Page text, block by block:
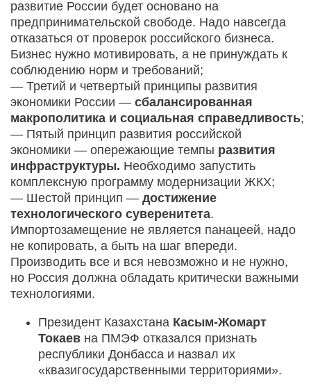
развитие России будет основано на
предпринимательской свободе. Надо навсегда
отказаться от проверок российского бизнеса.
Бизнес нужно мотивировать, а не принуждать к
соблюдению норм и требований;
— Третий и четвертый принципы развития
экономики России — сбалансированная
макрополитика и социальная справедливость;
— Пятый принцип развития российской
экономики — опережающие темпы развития
инфраструктуры. Необходимо запустить
комплексную программу модернизации ЖКХ;
— Шестой принцип — достижение
технологического суверенитета.
Импортозамещение не является панацеей, надо
не копировать, а быть на шаг впереди.
Производить все и вся невозможно и не нужно,
но Россия должна обладать критически важными
технологиями.
Президент Казахстана Касым-Жомарт
Токаев на ПМЭФ отказался признать
республики Донбасса и назвал их
«квазигосударственными территориями».